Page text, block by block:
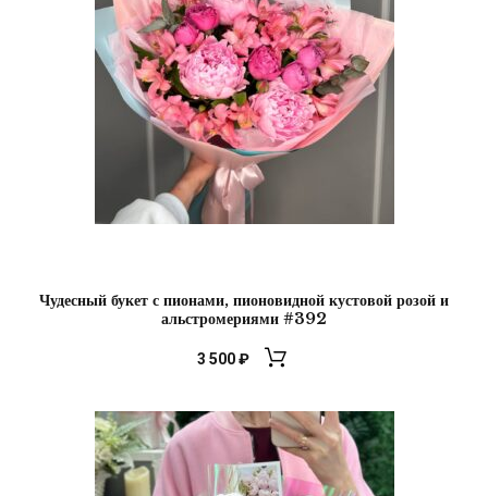
Чудесный букет с пионами, пионовидной кустовой розой и
альстромериями #392
3 500₽